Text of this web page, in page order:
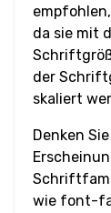
Eingabe
Eingabe
Eingabe
Eingabe
Eingabe
da sie mit
der
skaliert
Denken
wie font-